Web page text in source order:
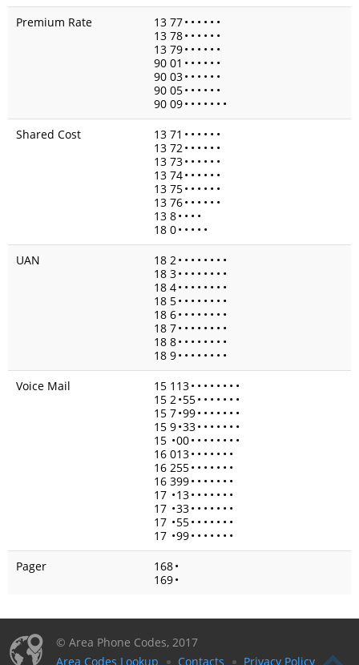
Premium Rate
13 77• • • • • •
13 78• • • • • •
13 79• • • • • •
90 01 • • • • • •
90 03• • • • • •
90 05• • • • • •
90 09• • • • • • •
Shared Cost
13 71 • • • • • •
13 72• • • • • •
13 73• • • • • •
13 74• • • • • •
13 75• • • • • •
13 76• • • • • •
13 8• • • •
18 0• • • • •
UAN
18 2• • • • • • • •
18 3• • • • • • • •
18 4• • • • • • • •
18 5• • • • • • • •
18 6• • • • • • • •
18 7• • • • • • • •
18 8• • • • • • • •
18 9• • • • • • • •
Voice Mail
15 113• • • • • • • •
15 2•55• • • • • • •
15 7•99• • • • • • •
15 9•33• • • • • • •
15 •00• • • • • • • •
16 013• • • • • • •
16 255• • • • • • •
16 399• • • • • • •
17 •13• • • • • • •
17 •33• • • • • • •
17 •55• • • • • • •
17 •99• • • • • • •
Pager
168•
169•
© Area Phone Codes, 2017
Area Codes Lookup
Contacts Privacy Policy